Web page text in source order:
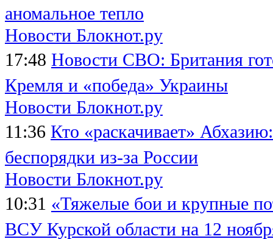
аномальное тепло
Новости Блокнот.ру
17:48 Новости СВО: Британия
Кремля и «победа» Украины
Новости Блокнот.ру
11:36 Кто «раскачивает»
беспорядки из-за России
Новости Блокнот.ру
10:31 «Тяжелые бои и крупные
ВСУ Курской области на 12